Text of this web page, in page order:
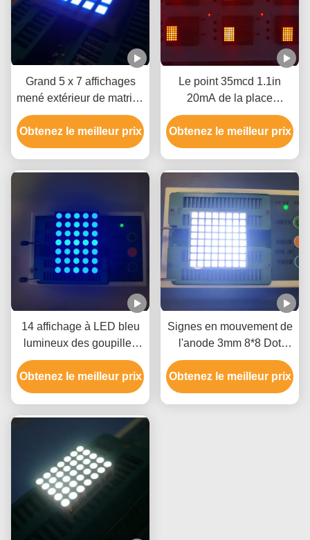
Grand 5 x 7 affichages
mené extérieur de matrice
de points, écran de 1,54
pouces LED Matrix pour
la publicité
Obtenez le meilleur prix
Le point 35mcd 1.1in
20mA de la place
3.39mm a mené le
panneau d'affichage
matriciel
Obtenez le meilleur prix
14 affichage à LED bleu
lumineux des goupilles
635nm 100mcd 5x7 Dot
Matrix
Obtenez le meilleur prix
Signes en mouvement de
l'anode 3mm 8*8 Dot
Matrix Led Display For de
rangée
Obtenez le meilleur prix